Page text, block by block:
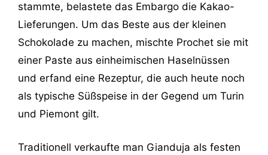
stammte, belastete das Embargo die Kakao-
Lieferungen. Um das Beste aus der kleinen
Schokolade zu machen, mischte Prochet sie mit
einer Paste aus einheimischen Haselnüssen
und erfand eine Rezeptur, die auch heute noch
als typische Süßspeise in der Gegend um Turin
und Piemont gilt.
Traditionell verkaufte man Gianduja als festen